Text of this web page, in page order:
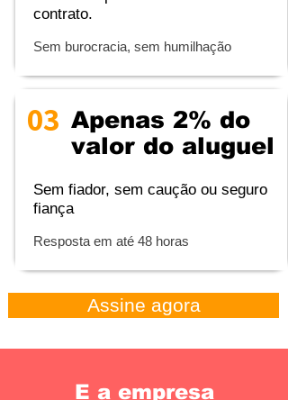
contrato.
Sem burocracia, sem humilhação
03 Apenas 2% do
valor do aluguel
Sem fiador, sem caução ou seguro
fiança
Resposta em até 48 horas
Assine agora
E a empresa